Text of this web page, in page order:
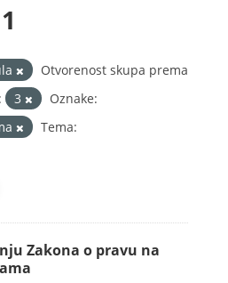
Otvorenost skupa prema
3
Oznake:
Tema:
Zakona o pravu na